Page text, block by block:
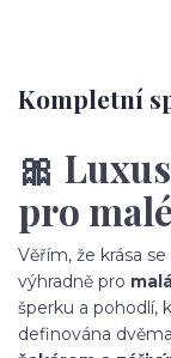
Kompletní
🎀
pro
Věřím, že krása
výhradně pro
šperku a pohodlí,
definována